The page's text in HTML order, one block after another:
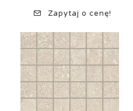
Zapytaj o cenę!